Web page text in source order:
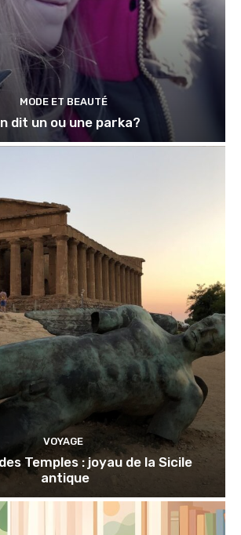
MODE ET BEAUTÉ
dit un ou une parka?
VOYAGE
Temples : joyau de la Sicile
antique